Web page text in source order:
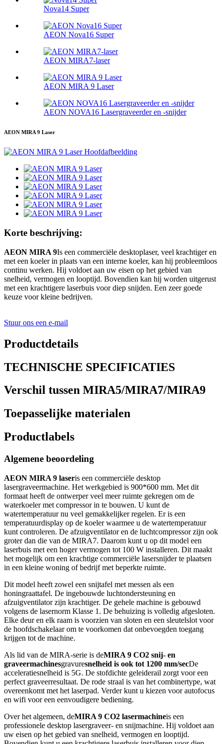
Nova14 Super
AEON Nova16 Super
AEON MIRA7-laser
AEON MIRA 9 Laser
AEON NOVA16 Lasergraveerder en -snijder
AEON MIRA 9 Laser
Korte beschrijving:
AEON MIRA 9Is een commerciële desktoplaser, veel krachtiger en
met een koeler in plaats van een interne koeler, kan hij probleemloos
continu werken. Hij voldoet aan uw eisen op het gebied van
snelheid, vermogen en looptijd. Bovendien kan hij worden uitgerust
met een krachtigere laserbuis voor diep snijden. Een zeer goede
keuze voor kleine bedrijven.
Stuur ons een e-mail
Productdetails
TECHNISCHE SPECIFICATIES
Verschil tussen MIRA5/MIRA7/MIRA9
Toepasselijke materialen
Productlabels
Algemene beoordeling
AEON MIRA 9 laseris een commerciële desktop
lasergraveermachine. Het werkgebied is 900*600 mm. Met dit
formaat heeft de ontwerper veel meer ruimte gekregen om de
waterkoeler met compressor in te bouwen. U kunt de
watertemperatuur nu veel gemakkelijker regelen. Er is een
temperatuurdisplay op de koeler waarmee u de watertemperatuur
kunt controleren. De afzuigventilator en de luchtcompressor zijn ook
groter dan die van de MIRA7. Daarom kunt u op dit model een
laserbuis met een hoger vermogen tot 100 W installeren. Dit maakt
het mogelijk om een ​​krachtige commerciële lasersnijder te plaatsen
in een kleine woning of bedrijf met beperkte ruimte.
Dit model heeft zowel een snijtafel met messen als een
honingraattafel. De ingebouwde luchtondersteuning en
afzuigventilator zijn krachtiger. De gehele machine is gebouwd
volgens de lasernorm Klasse 1. De behuizing is volledig afgesloten.
Elke deur en elk raam is voorzien van sloten en een sleutelslot voor
de hoofdschakelaar om te voorkomen dat onbevoegden toegang
krijgen tot de machine.
Als lid van de MIRA-serie is deMIRA 9 CO2 snij- en
graveermachinesgravuresnelheid is ook tot 1200 mm/secDe
acceleratiesnelheid is 5G. De stofdichte geleiderail zorgt voor een
perfect graveerresultaat. De rode straal is van het combinertype, wat
overeenkomt met het laserpad. Verder kunt u kiezen voor autofocus
en wifi voor een eenvoudigere bediening.
Over het algemeen, deMIRA 9 CO2 lasermachineis een
professionele desktop lasergraveer- en snijmachine. Hij voldoet aan
uw eisen op het gebied van snelheid, vermogen en looptijd.